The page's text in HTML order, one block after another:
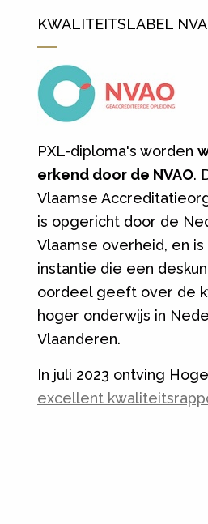
KWALITEITSLABEL
PXL-diploma's worden
erkend door de NVAO.
Vlaamse
is opgericht door de
Vlaamse overheid, en
instantie die een
oordeel geeft over de
hoger onderwijs in
Vlaanderen.
In juli 2023 ontving
excellent